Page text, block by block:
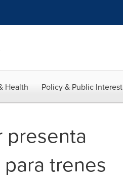
Health Policy & Public Interest
presenta
trenes